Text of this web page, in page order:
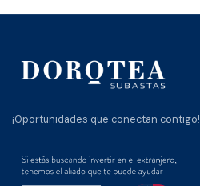
¡Oportunidades que conectan contigo!